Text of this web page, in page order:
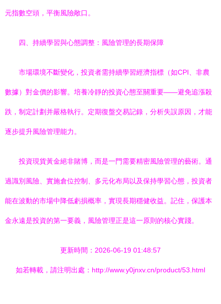
元指數空頭，平衡風險敞口。
四、持續學習與心態調整：風險管理的長期保障
市場環境不斷變化，投資者需持續學習經濟指標（如CPI、非農
數據）對金價的影響。培養冷靜的投資心態至關重要——避免追漲殺
跌，制定計劃并嚴格執行。定期復盤交易記錄，分析失誤原因，才能
逐步提升風險管理能力。
投資現貨黃金絕非賭博，而是一門需要精密風險管理的藝術。通
過識別風險、實施倉位控制、多元化布局以及保持學習心態，投資者
能在波動的市場中降低虧損概率，實現長期穩健收益。記住，保護本
金永遠是投資的第一要義，風險管理正是這一原則的核心實踐。
更新時間：2026-06-19 01:48:57
如若轉載，請注明出處：http://www.y0jnxv.cn/product/53.html